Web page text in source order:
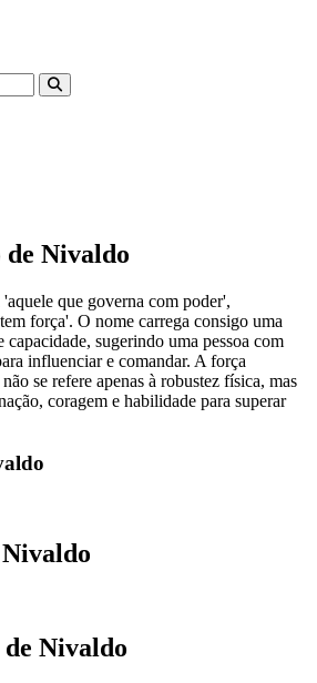
de Nivaldo
que governa com poder',
força'. O nome carrega consigo uma
capacidade, sugerindo uma pessoa com
influenciar e comandar. A força
se refere apenas à robustez física, mas
coragem e habilidade para superar
de Nivaldo